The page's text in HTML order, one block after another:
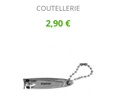
COUTELLERIE
2,90 €